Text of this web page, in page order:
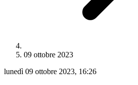
09 ottobre 2023
lunedì 09 ottobre 2023, 16:26